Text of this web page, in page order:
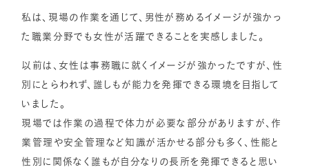
私は、現場の作業を通じて、男性が務めるイメージが強かっ
た職業分野でも女性が活躍できることを実感しました。
以前は、女性は事務職に就くイメージが強かったですが、性
別にとらわれず、誰しもが能力を発揮できる環境を目指して
いました。
現場では作業の過程で体力が必要な部分がありますが、作
業管理や安全管理など知識が活かせる部分も多く、性能と
性別に関係なく誰もが自分なりの長所を発揮できると思い